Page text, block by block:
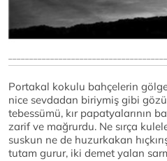
Portakal kokulu bahçelerin
nice sevdadan biriymiş gibi
tebessümü, kır papatyalarının
zarif ve mağrurdu. Ne sırça
suskun ne de huzurkakan
tutam gurur, iki demet yalan